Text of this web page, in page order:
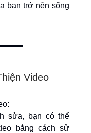
bạn trở nên sống
Video
sửa, bạn có thể
bằng cách sử